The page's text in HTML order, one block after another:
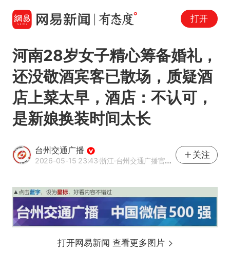
打开
河南28岁女子精心筹备婚礼，
还没敬酒宾客已散场，质疑酒
店上菜太早，酒店：不认可，
是新娘换装时间太长
台州交通广播
2026-05-15 23:43·浙江·台州交通广播官方网易号
关注
打开网易新闻 查看更多图片